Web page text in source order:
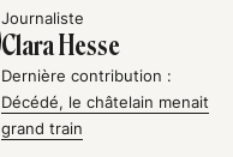
Journaliste
Clara Hesse
Dernière contribution :
Décédé, le châtelain menait
grand train